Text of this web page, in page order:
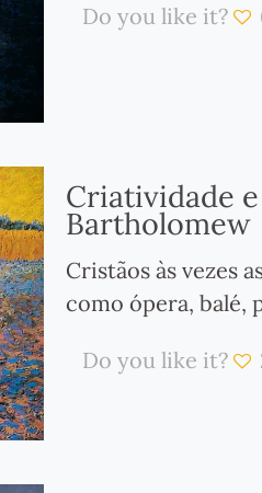
Do you like it?
Criatividade
Bartholomew
Cristãos às vezes
como ópera, balé,
Do you like it?